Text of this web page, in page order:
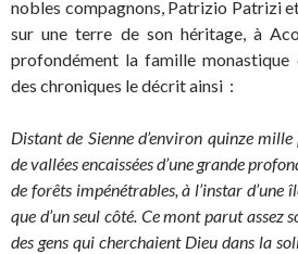
nobles compagnons, Patrizio Patrizi
sur une terre de son héritage, à
profondément la famille monastique
des chroniques le décrit ainsi :
Distant de Sienne d’environ quinze
de vallées encaissées d’une grande
de forêts impénétrables, à l’instar d’une
que d’un seul côté. Ce mont parut
des gens qui cherchaient Dieu dans la